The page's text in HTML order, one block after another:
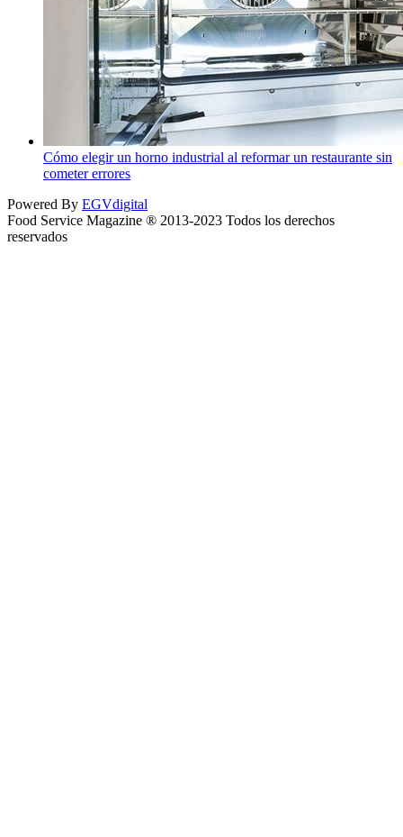
Cómo elegir un horno industrial al reformar un restaurante sin
cometer errores
Powered By EGVdigital
Food Service Magazine ® 2013-2023 Todos los derechos
reservados